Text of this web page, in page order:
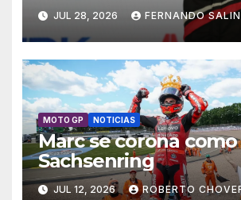
JUL 28, 2026 FERNANDO
MOTO GP NOTICIAS
Marc se corona
Sachsenring
JUL 12, 2026 ROBERTO